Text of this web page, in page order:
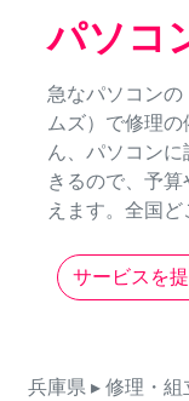
パソコ
急なパソコン
ムズ）で修理
ん、パソコン
きるので、予
えます。全国ど
サービスを
兵庫県 ▸ 修理・組